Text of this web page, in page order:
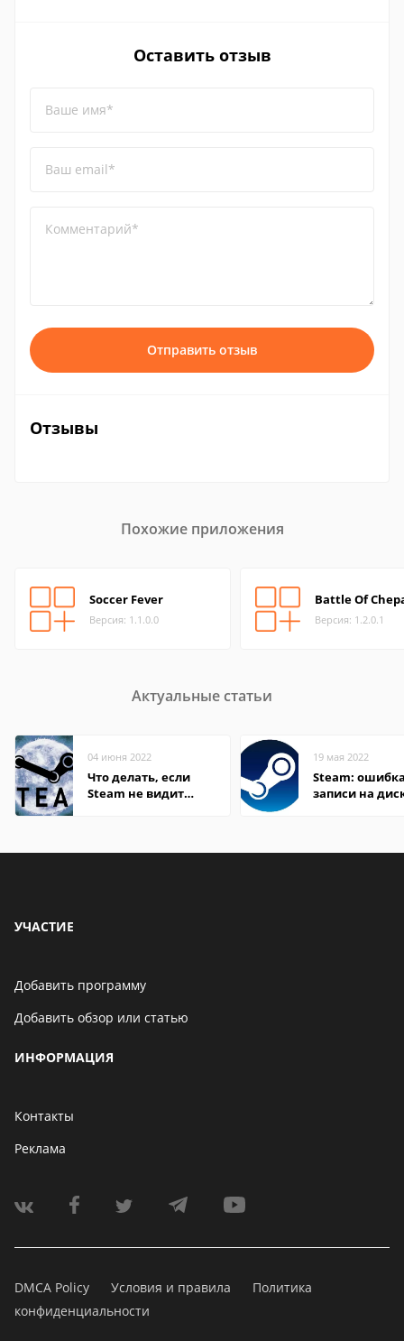
Оставить отзыв
Ваше имя*
Ваш email*
Комментарий*
Отправить отзыв
Отзывы
Похожие приложения
Soccer Fever
Версия: 1.1.0.0
Battle Of
Версия: 1.2.0.1
Актуальные статьи
04 июня 2022
Что делать, если
Steam не видит
19 мая 2022
Steam:
записи на
УЧАСТИЕ
Добавить программу
Добавить обзор или статью
ИНФОРМАЦИЯ
Контакты
Реклама
DMCA Policy Условия и правила
Политика
конфиденциальности